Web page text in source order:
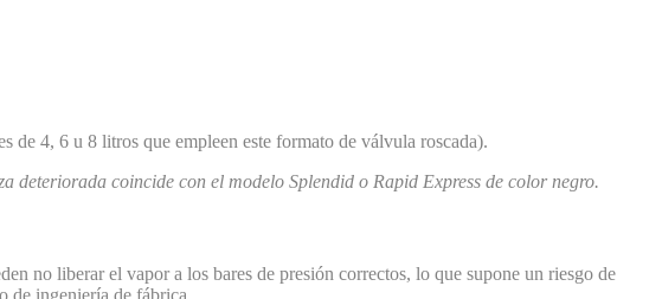
de 4, 6 u 8 litros que empleen este formato de válvula roscada).
deteriorada coincide con el modelo Splendid o Rapid Express de color negro.
no liberar el vapor a los bares de presión correctos, lo que supone un riesgo de
de ingeniería de fábrica.